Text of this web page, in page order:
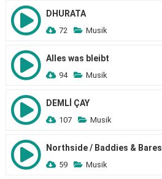
DHURATA
72 Musik
Alles was bleibt
94 Musik
DEMLİ ÇAY
107 Musik
Northside / Baddies & Bares
59 Musik